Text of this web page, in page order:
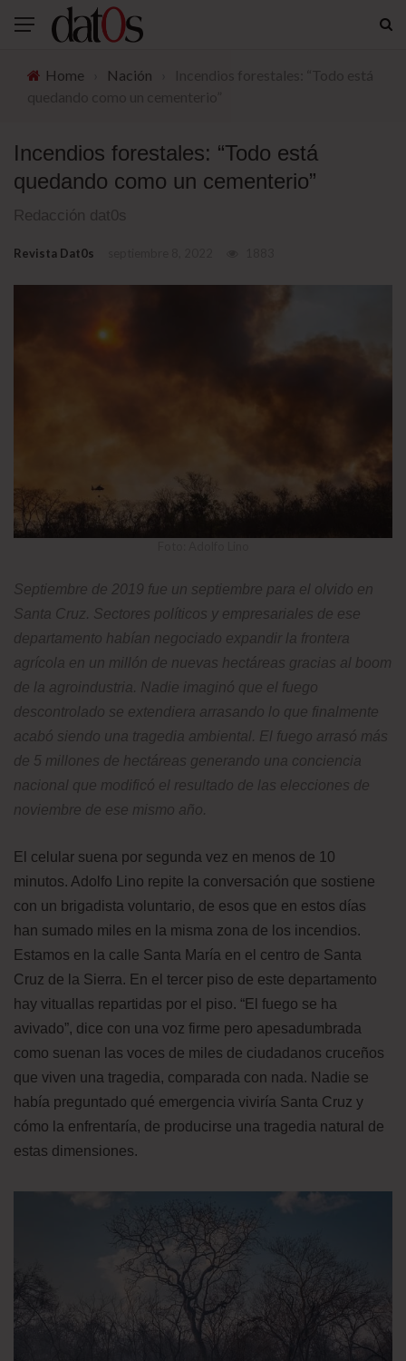
Home Nación
Incendios forestales: “Todo está
quedando como un cementerio”
Redacción dat0s
Revista Dat0s
Septiembre de 2019 fue un septiembre para el olvido en
Santa Cruz. Sectores políticos y empresariales de ese
departamento habían negociado expandir la frontera
agrícola en un millón de nuevas hectáreas gracias al boom
de la agroindustria. Nadie imaginó que el fuego
descontrolado se extendiera arrasando lo que finalmente
acabó siendo una tragedia ambiental. El fuego arrasó más
de 5 millones de hectáreas generando una conciencia
nacional que modificó el resultado de las elecciones de
noviembre de ese mismo año.
El celular suena por segunda vez en menos de 10
minutos. Adolfo Lino repite la conversación que sostiene
con un brigadista voluntario, de esos que en estos días
han sumado miles en la misma zona de los incendios.
Estamos en la calle Santa María en el centro de Santa
Cruz de la Sierra. En el tercer piso de este departamento
hay vituallas repartidas por el piso. “El fuego se ha
avivado”, dice con una voz firme pero apesadumbrada
como suenan las voces de miles de ciudadanos cruceños
que viven una tragedia, comparada con nada. Nadie se
había preguntado qué emergencia viviría Santa Cruz y
cómo la enfrentaría, de producirse una tragedia natural de
estas dimensiones.